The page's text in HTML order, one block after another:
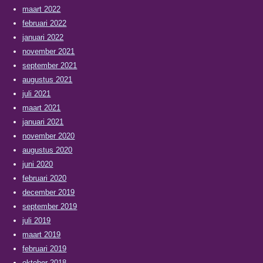
maart 2022
februari 2022
januari 2022
november 2021
september 2021
augustus 2021
juli 2021
maart 2021
januari 2021
november 2020
augustus 2020
juni 2020
februari 2020
december 2019
september 2019
juli 2019
maart 2019
februari 2019